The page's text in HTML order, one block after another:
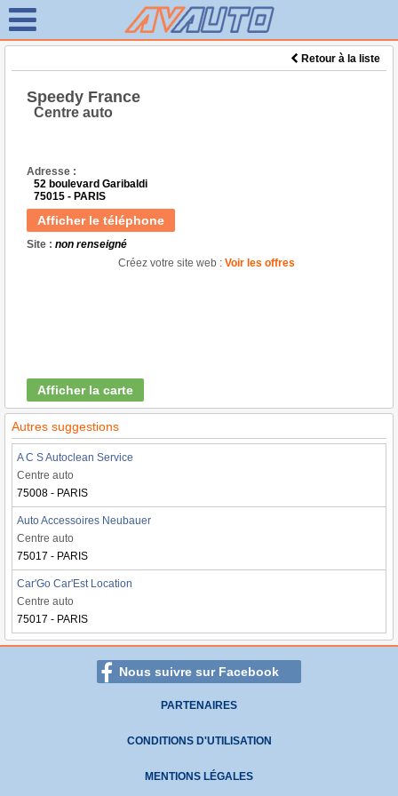
Retour à la liste
Speedy France
Centre auto
Adresse :
52 boulevard Garibaldi
75015 - PARIS
Afficher le téléphone
Site : non renseigné
Créez votre site web : Voir les offres
Afficher la carte
Autres suggestions
A C S Autoclean Service
Centre auto
75008 - PARIS
Auto Accessoires Neubauer
Centre auto
75017 - PARIS
Car'Go Car'Est Location
Centre auto
75017 - PARIS
Nous suivre sur Facebook
PARTENAIRES
CONDITIONS D'UTILISATION
MENTIONS LÉGALES